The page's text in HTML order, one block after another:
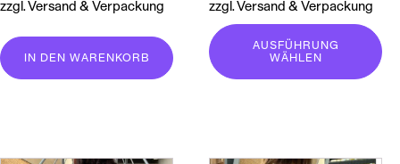
zzgl. Versand & Verpackung
IN DEN WARENKORB
zzgl. Versand & Verpackung
AUSFÜHRUNG
WÄHLEN